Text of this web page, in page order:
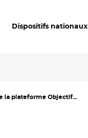
Dispositifs nationaux
la plateforme Objectif...